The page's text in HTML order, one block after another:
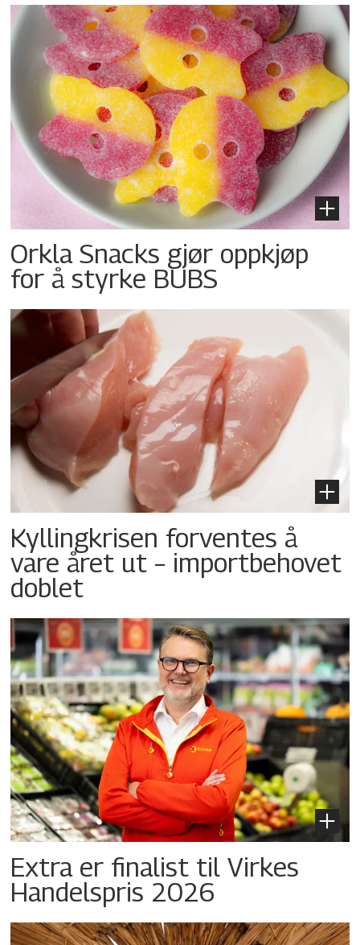
Orkla Snacks gjør oppkjøp
for å styrke BUBS
Kyllingkrisen forventes å
vare året ut – importbehovet
doblet
Extra er finalist til Virkes
Handelspris 2026